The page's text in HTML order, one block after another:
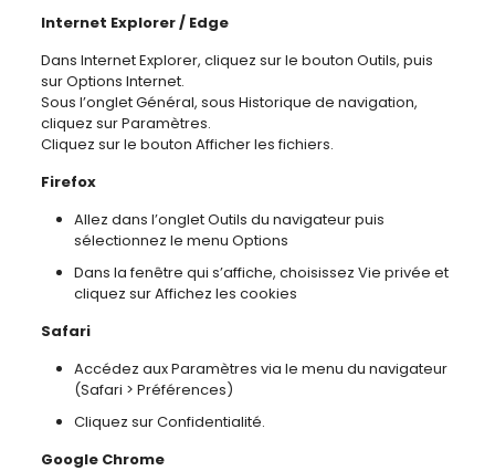
Internet Explorer / Edge
Dans Internet Explorer, cliquez sur le bouton Outils, puis
sur Options Internet.
Sous l’onglet Général, sous Historique de navigation,
cliquez sur Paramètres.
Cliquez sur le bouton Afficher les fichiers.
Firefox
Allez dans l’onglet Outils du navigateur puis
sélectionnez le menu Options
Dans la fenêtre qui s’affiche, choisissez Vie privée et
cliquez sur Affichez les cookies
Safari
Accédez aux Paramètres via le menu du navigateur
(Safari > Préférences)
Cliquez sur Confidentialité.
Google Chrome